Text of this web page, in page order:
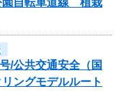
/公共交通安全（国
ングモデルルート